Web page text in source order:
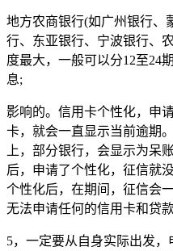
地方农商银行(如广州银行、
行、东亚银行、宁波银行、
度最大，一般可以分12至24
息;
影响的。信用卡个性化，申
卡，就会一直显示当前逾期
上，部分银行，会显示为呆
后，申请了个性化，征信就
个性化后，在期间，征信会
无法申请任何的信用卡和贷款
5，一定要从自身实际出发